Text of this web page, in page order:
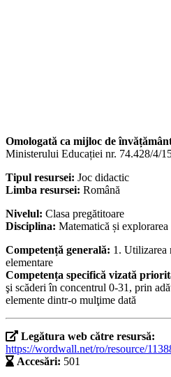
Omologată ca mijloc de
Ministerului Educației nr. 74.428/4/
Tipul resursei: Joc didactic
Limba resursei: Română
Nivelul: Clasa pregătitoare
Disciplina: Matematică și
Competență generală: 1. Utilizarea
elementare
Competența specifică vizată
şi scăderi în concentrul 0-31, prin
elemente dintr-o mulţime dată
Legătura web către resursă:
https://wordwall.net/ro/resource/
Accesări: 501